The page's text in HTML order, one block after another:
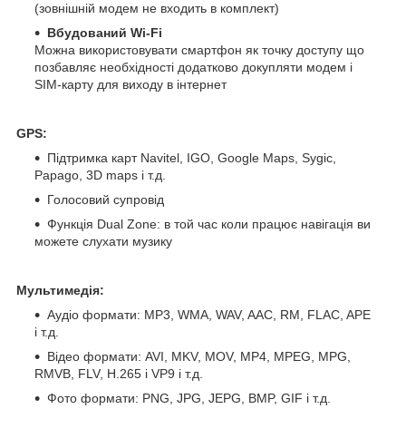
(зовнішній модем не входить в комплект)
Вбудований Wi-Fi
Можна використовувати смартфон як точку доступу що
позбавляє необхідності додатково докупляти модем і
SIM-карту для виходу в інтернет
GPS:
Підтримка карт Navitel, IGO, Google Maps, Sygic,
Papago, 3D maps і т.д.
Голосовий супровід
Функція Dual Zone: в той час коли працює навігація ви
можете слухати музику
Мультимедія:
Аудіо формати: MP3, WMA, WAV, AAC, RM, FLAC, APE
і т.д.
Відео формати: AVI, MKV, MOV, MP4, MPEG, MPG,
RMVB, FLV, H.265 і VP9 і т.д.
Фото формати: PNG, JPG, JEPG, BMP, GIF і т.д.